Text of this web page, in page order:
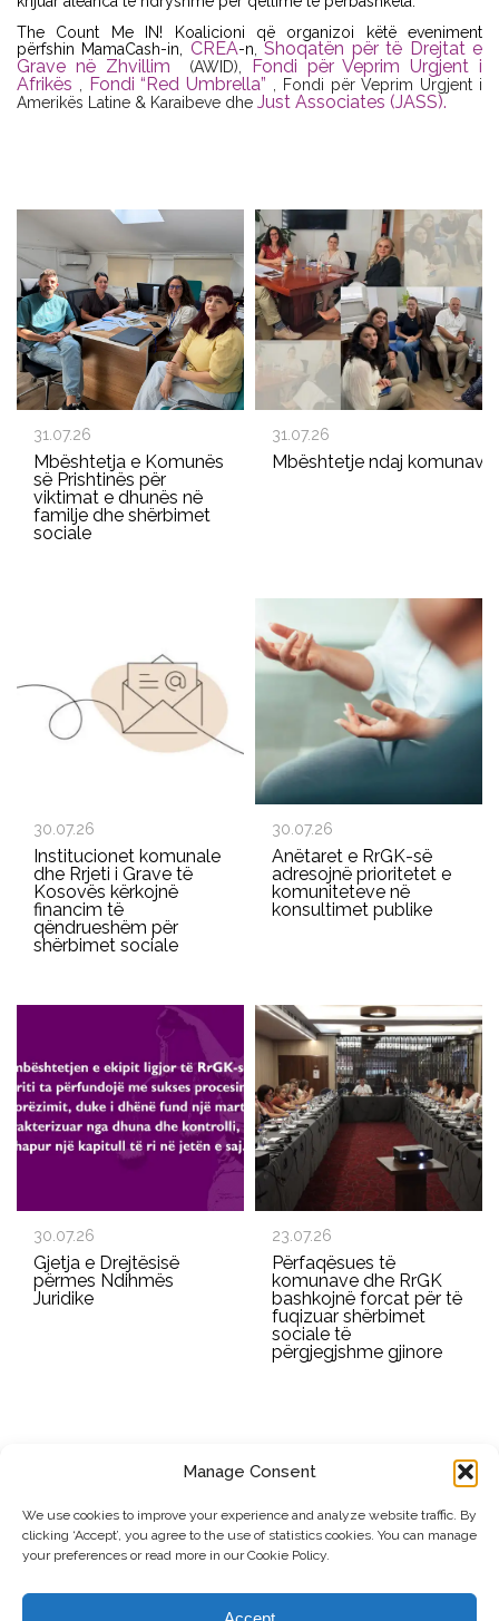
Manage Consent
We use cookies to improve your experience and analyze website traffic. By
clicking ‘Accept’, you agree to the use of statistics cookies. You can manage
your preferences or read more in our Cookie Policy.
The Count Me IN! Koalicioni që organizoi këtë eveniment
përfshin MamaCash-in, CREA-n ,Shoqatën për të Drejtat e
Grave në Zhvillim
(AWID), Fondi për Veprim Urgjent i
Afrikës
Fondi “Red Umbrella”
, Fondi për Veprim Urgjent i
Amerikës Latine & Karaibeve dhe Just Associates (JASS).
31.07.26
Mbështetja e Komunës
së Prishtinës për
viktimat e dhunës në
familje dhe shërbimet
sociale
31.07.26
Mbështetje ndaj
30.07.26
Institucionet komunale
dhe Rrjeti i Grave të
Kosovës kërkojnë
financim të
qëndrueshëm për
shërbimet sociale
30.07.26
Anëtaret e RrGK-së
adresojnë prioritetet e
komuniteteve në
konsultimet publike
30.07.26
Gjetja e Drejtësisë
përmes Ndihmës
Juridike
23.07.26
Përfaqësues të
komunave dhe RrGK
bashkojnë forcat për të
fuqizuar shërbimet
sociale të
përgjegjshme gjinore
Dërgo
© Copyright, 2026 . Rrjeti i Grave të Kosovës. Të gjitha të drejtat e